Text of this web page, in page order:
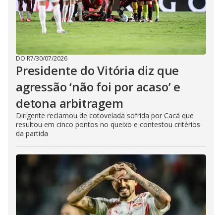
DO R7/30/07/2026
Presidente do Vitória diz que
agressão ‘não foi por acaso’ e
detona arbitragem
Dirigente reclamou de cotovelada sofrida por Cacá que
resultou em cinco pontos no queixo e contestou critérios
da partida